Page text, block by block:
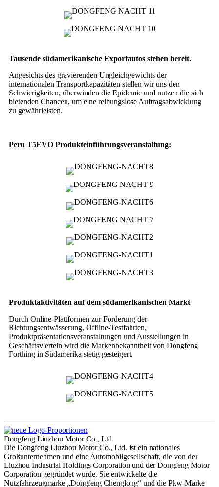
Tausende südamerikanische Exportautos stehen bereit.
Angesichts des gravierenden Ungleichgewichts der
internationalen Transportkapazitäten stellen wir uns den
Schwierigkeiten, überwinden die Epidemie und nutzen die sich
bietenden Chancen, um eine reibungslose Auftragsabwicklung
zu gewährleisten.
Peru T5EVO Produkteinführungsveranstaltung:
Produktaktivitäten auf dem südamerikanischen Markt
Durch Online-Plattformen zur Förderung der
Richtungsentwässerung, Offline-Testfahrten,
Produktpräsentationsveranstaltungen und Ausstellungen in
Geschäftsvierteln wird die Markenbekanntheit von Dongfeng
Forthing in Südamerika stetig gesteigert.
Dongfeng Liuzhou Motor Co., Ltd.
Die Dongfeng Liuzhou Motor Co., Ltd. ist ein nationales
Großunternehmen und eine Automobilgesellschaft, die von der
Liuzhou Industrial Holdings Corporation und der Dongfeng Motor
Corporation gegründet wurde. Sie entwickelte die
Nutzfahrzeugmarke „Dongfeng Chenglong“ und die Pkw-Marke